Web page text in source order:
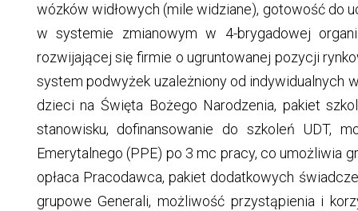
wózków widłowych (mile widziane), gotowość do
w systemie zmianowym w 4-brygadowej
rozwijającej się firmie o ugruntowanej pozycji
system podwyżek uzależniony od indywidualnych
dzieci na Święta Bożego Narodzenia, pakiet
stanowisku, dofinansowanie do szkoleń UDT,
Emerytalnego (PPE) po 3 mc pracy, co umożliwia
opłaca Pracodawca, pakiet dodatkowych
grupowe Generali, możliwość przystąpienia i